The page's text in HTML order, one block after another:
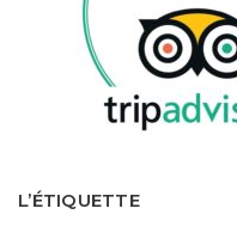
L’ÉTIQUETTE